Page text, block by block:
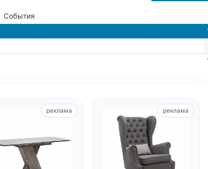
События
реклама реклама